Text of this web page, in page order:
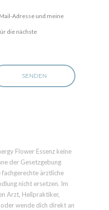
Adresse und meine
die nächste
Flower Essenz keine
der Gesetzgebung
fachgerechte ärztliche
nicht ersetzen. Im
Arzt, Heilpraktiker,
wende dich direkt an